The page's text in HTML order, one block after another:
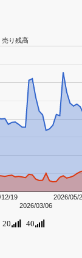
売り残高
12/19
2026/03/06
2026/05/
20 40